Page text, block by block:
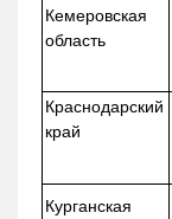
Кемеровская
область
Краснодарский
край
Курганская